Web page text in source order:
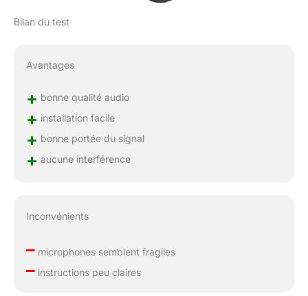
Bilan du test
Avantages
+ bonne qualité audio
+ installation facile
+ bonne portée du signal
+ aucune interférence
Inconvénients
–microphones semblent fragiles
–instructions peu claires